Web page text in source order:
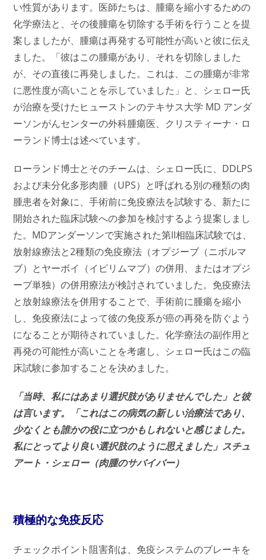
い性質があります。医師たちは、腫瘍を縮小するための
化学療法と、その後腫瘍を切除する手術を行うことを提
案しましたが、腫瘍は再発する可能性が高いと彼に伝え
ました。「彼はこの腫瘍があり、それを切除しました
が、その直後に再発しました。これは、この腫瘍が非常
に悪性度が高いことを示していました」と、シェロー氏
が治療を受けたヒューストンのテキサス大学 MD アンダ
ーソンがんセンターの外科腫瘍医、クリスティーナ・ロ
ーランド博士は述べています。
ローランド博士とそのチームは、シェロー氏に、DDLPS
および未分化多形肉腫（UPS）と呼ばれる別の種類の肉
腫患者を対象に、手術前に免疫療法を試験する、新たに
開始された臨床試験への参加を検討するよう提案しまし
た。MDアンダーソンで実施された第II相臨床試験では、
放射線療法と2種類の免疫療法（オプジーブ（ニボルマ
ブ）とヤーボイ（イピリムマブ）の併用、またはオプジ
ーブ単独）の併用療法が検討されていました。免疫療法
と放射線療法を併用することで、手術前に腫瘍を縮小
し、免疫療法によって彼の免疫系が癌の再発を防ぐよう
になることが期待されていました。化学療法の副作用と
再発の可能性が高いことを考慮し、シェロー氏はこの臨
床試験に参加することを決めました。
「当時、私にはあまり選択肢がありませんでした」と彼
は言います。「これはこの病気の新しい治療法であり、
少なくとも誰かの役に立つかもしれないと感じました。
私にとってより良い選択肢のように思えました」スチュ
アート・シェロー（肉腫のサバイバー）
積極的な免疫反応
チェックポイント阻害剤は、免疫システムのブレーキを